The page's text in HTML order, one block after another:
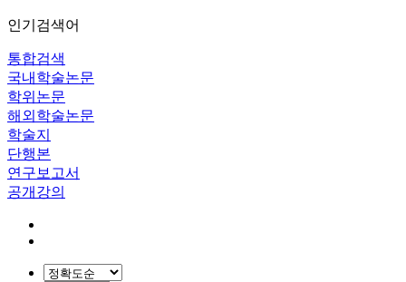
인기검색어
통합검색
국내학술논문
학위논문
해외학술논문
학술지
단행본
연구보고서
공개강의